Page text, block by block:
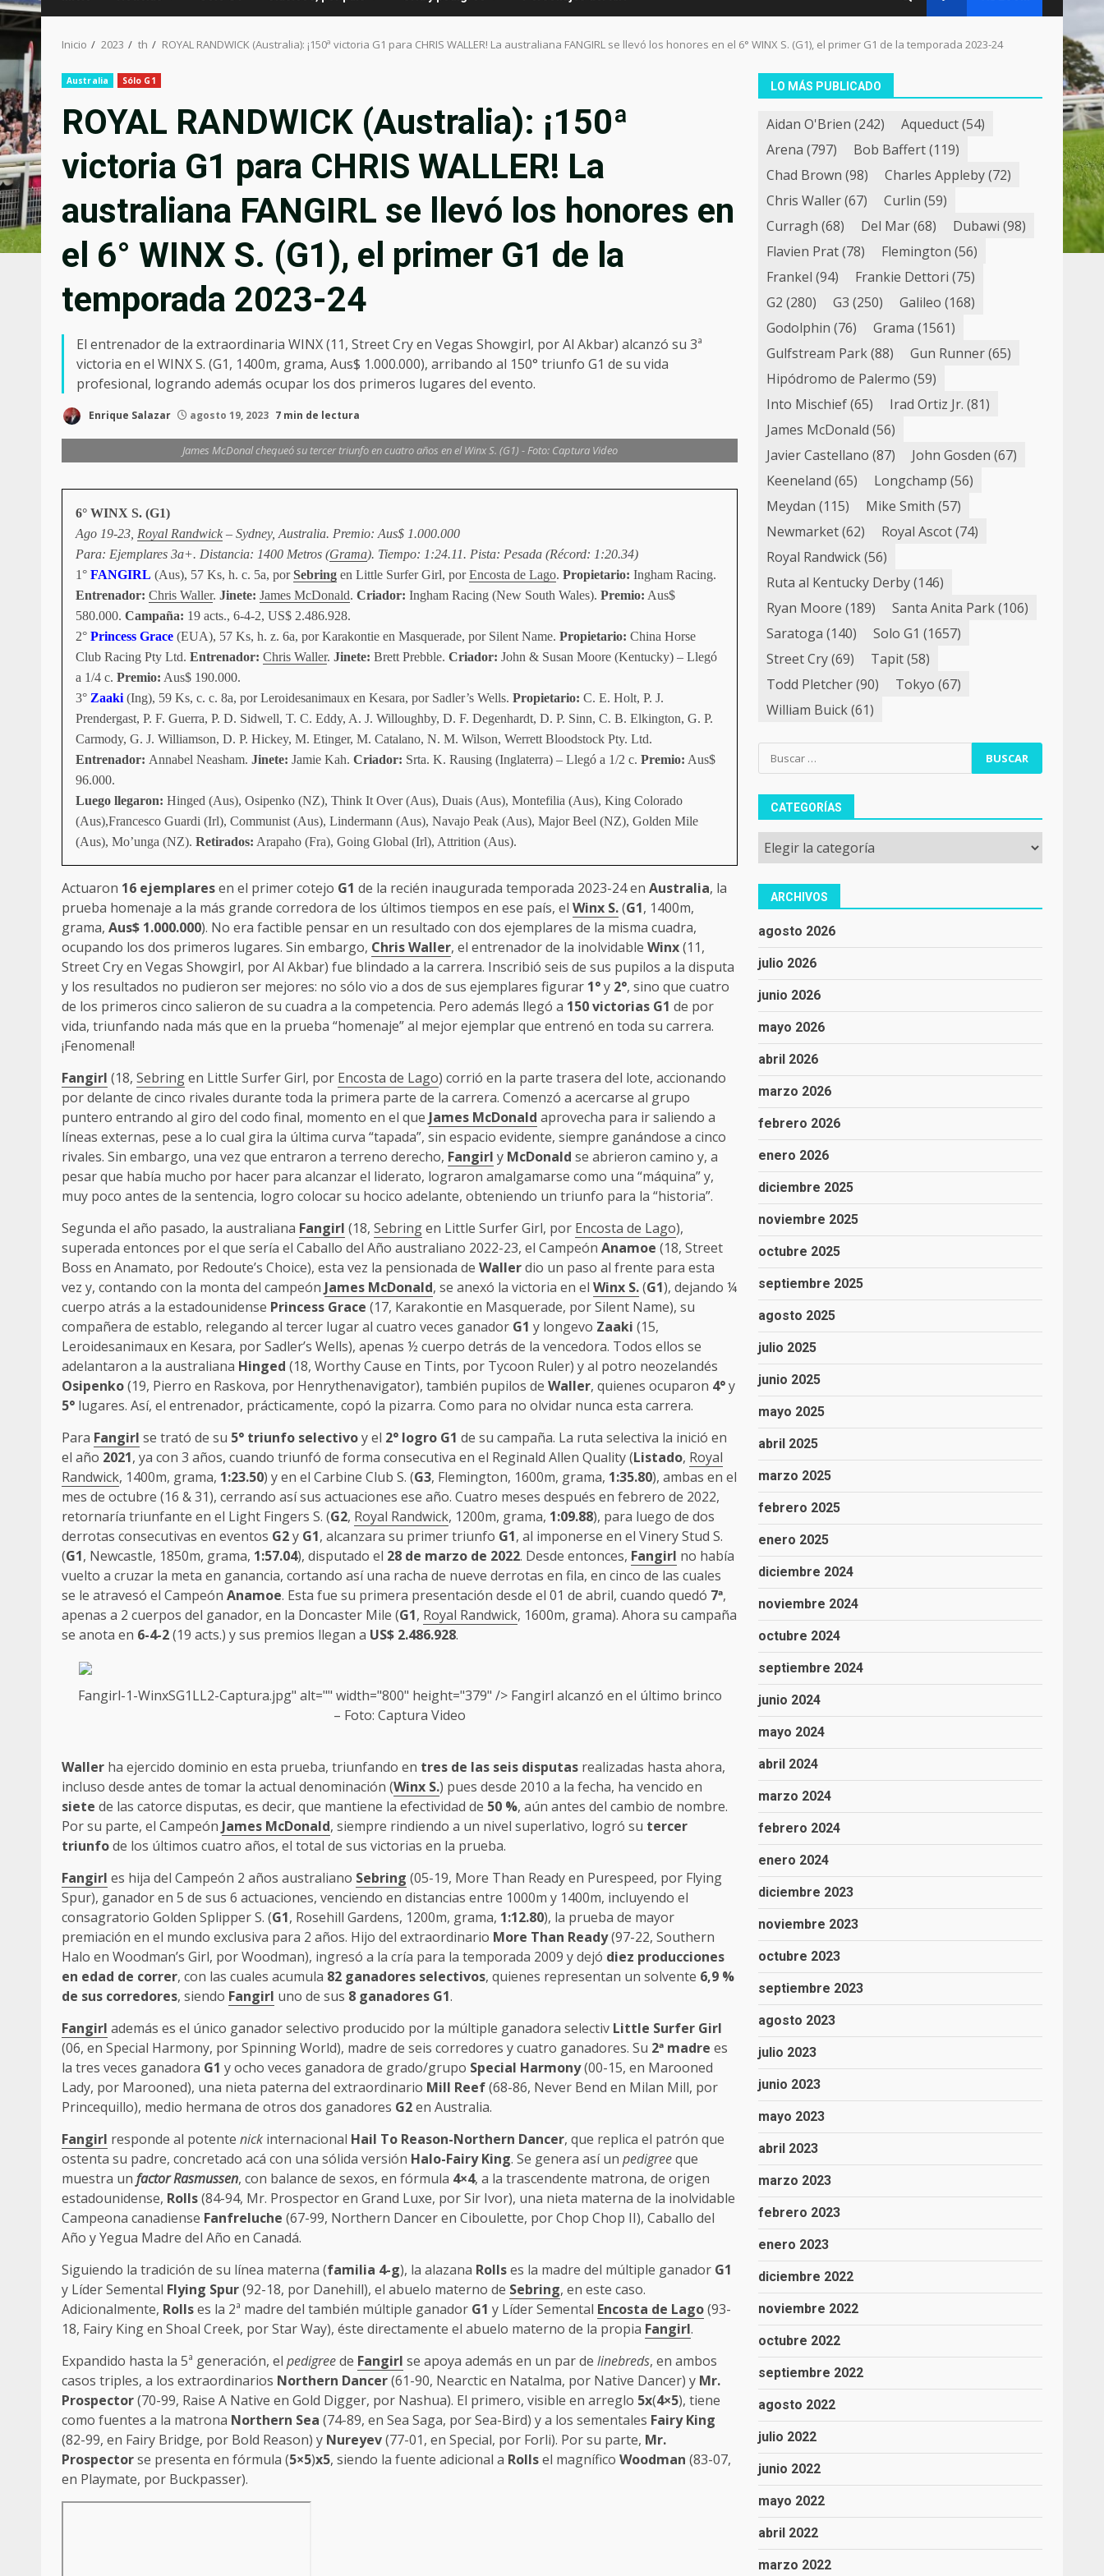
Inicio 2023 th ROYAL RANDWICK (Australia): ¡150ª victoria G1 para CHRIS WALLER! La australiana FANGIRL se llevó los honores en el 6° WINX S. (G1), el primer G1 de la temporada 2023-24
Australia Sólo G1
ROYAL RANDWICK (Australia): ¡150ª
victoria G1 para CHRIS WALLER! La
australiana FANGIRL se llevó los honores en
el 6° WINX S. (G1), el primer G1 de la
temporada 2023-24
El entrenador de la extraordinaria WINX (11, Street Cry en Vegas Showgirl, por Al Akbar) alcanzó su 3ª
victoria en el WINX S. (G1, 1400m, grama, Aus$ 1.000.000), arribando al 150° triunfo G1 de su vida
profesional, logrando además ocupar los dos primeros lugares del evento.
Enrique Salazar agosto 19, 2023 7 min de lectura
James McDonal chequeó su tercer triunfo en cuatro años en el Winx S. (G1) - Foto: Captura Video
6° WINX S. (G1)
Ago 19-23, Royal Randwick – Sydney, Australia. Premio: Aus$ 1.000.000
Para: Ejemplares 3a+. Distancia: 1400 Metros (Grama). Tiempo: 1:24.11. Pista: Pesada (Récord: 1:20.34)
1° FANGIRL (Aus), 57 Ks, h. c. 5a, porSebring en Little Surfer Girl, porEncosta de Lago. Propietario: Ingham Racing.
Entrenador: Chris Waller. Jinete: James McDonald. Criador: Ingham Racing (New South Wales). Premio: Aus$
580.000. Campaña: 19 acts., 6-4-2, US$ 2.486.928.
2° Princess Grace (EUA), 57 Ks, h. z. 6a, por Karakontie en Masquerade, por Silent Name. Propietario: China Horse
Club Racing Pty Ltd. Entrenador: Chris Waller. Jinete: Brett Prebble. Criador: John & Susan Moore (Kentucky) – Llegó
a 1/4 c. Premio: Aus$ 190.000.
3° Zaaki (Ing), 59 Ks, c. c. 8a, por Leroidesanimaux en Kesara, por Sadler’s Wells. Propietario: C. E. Holt, P. J.
Prendergast, P. F. Guerra, P. D. Sidwell, T. C. Eddy, A. J. Willoughby, D. F. Degenhardt, D. P. Sinn, C. B. Elkington, G. P.
Carmody, G. J. Williamson, D. P. Hickey, M. Etinger, M. Catalano, N. M. Wilson, Werrett Bloodstock Pty. Ltd.
Entrenador: Annabel Neasham. Jinete: Jamie Kah. Criador: Srta. K. Rausing (Inglaterra) – Llegó a 1/2 c. Premio: Aus$
96.000.
Luego llegaron: Hinged (Aus), Osipenko (NZ), Think It Over (Aus), Duais (Aus), Montefilia (Aus), King Colorado
(Aus),Francesco Guardi (Irl), Communist (Aus), Lindermann (Aus), Navajo Peak (Aus), Major Beel (NZ), Golden Mile
(Aus), Mo’unga (NZ). Retirados: Arapaho (Fra), Going Global (Irl), Attrition (Aus).
Actuaron 16 ejemplaresen el primer cotejo G1 de la recién inaugurada temporada 2023-24 en Australia, la
prueba homenaje a la más grande corredora de los últimos tiempos en ese país, el Winx S.(G1, 1400m,
grama, Aus$ 1.000.000). No era factible pensar en un resultado con dos ejemplares de la misma cuadra,
ocupando los dos primeros lugares. Sin embargo, Chris Waller, el entrenador de la inolvidable Winx(11,
Street Cry en Vegas Showgirl, por Al Akbar) fue blindado a la carrera. Inscribió seis de sus pupilos a la disputa
y los resultados no pudieron ser mejores: no sólo vio a dos de sus ejemplares figurar 1°y 2°, sino que cuatro
de los primeros cinco salieron de su cuadra a la competencia. Pero además llegó a 150 victorias G1 de por
vida, triunfando nada más que en la prueba “homenaje” al mejor ejemplar que entrenó en toda su carrera.
¡Fenomenal!
Fangirl (18, Sebringen Little Surfer Girl, por Encosta de Lago) corrió en la parte trasera del lote, accionando
por delante de cinco rivales durante toda la primera parte de la carrera. Comenzó a acercarse al grupo
puntero entrando al giro del codo final, momento en el que James McDonald aprovecha para ir saliendo a
líneas externas, pese a lo cual gira la última curva “tapada”, sin espacio evidente, siempre ganándose a cinco
rivales. Sin embargo, una vez que entraron a terreno derecho, Fangirl y McDonald se abrieron camino y, a
pesar que había mucho por hacer para alcanzar el liderato, lograron amalgamarse como una “máquina” y,
muy poco antes de la sentencia, logro colocar su hocico adelante, obteniendo un triunfo para la “historia”.
Segunda el año pasado, la australiana Fangirl (18, Sebringen Little Surfer Girl, por Encosta de Lago),
superada entonces por el que sería el Caballo del Año australiano 2022-23, el Campeón Anamoe (18, Street
Boss en Anamato, por Redoute’s Choice), esta vez la pensionada de Wallerdio un paso al frente para esta
vez y, contando con la monta del campeón James McDonald, se anexó la victoria en el Winx S.(G1), dejando ¼
cuerpo atrás a la estadounidense Princess Grace (17, Karakontie en Masquerade, por Silent Name), su
compañera de establo, relegando al tercer lugar al cuatro veces ganador G1 y longevo Zaaki (15,
Leroidesanimaux en Kesara, por Sadler’s Wells), apenas ½ cuerpo detrás de la vencedora. Todos ellos se
adelantaron a la australiana Hinged (18, Worthy Cause en Tints, por Tycoon Ruler) y al potro neozelandés
Osipenko(19, Pierro en Raskova, por Henrythenavigator), también pupilos de Waller, quienes ocuparon 4°y
5° lugares. Así, el entrenador, prácticamente, copó la pizarra. Como para no olvidar nunca esta carrera.
Para Fangirl se trató de su 5° triunfo selectivoy el 2° logro G1 de su campaña. La ruta selectiva la inició en
el año 2021, ya con 3 años, cuando triunfó de forma consecutiva en el Reginald Allen Quality (Listado, Royal
Randwick, 1400m, grama, 1:23.50) y en el Carbine Club S. (G3, Flemington, 1600m, grama, 1:35.80), ambas en el
mes de octubre (16 & 31), cerrando así sus actuaciones ese año. Cuatro meses después en febrero de 2022,
retornaría triunfante en el Light Fingers S. (G2, Royal Randwick, 1200m, grama, 1:09.88), para luego de dos
derrotas consecutivas en eventos G2y G1, alcanzara su primer triunfo G1, al imponerse en el Vinery Stud S.
(G1, Newcastle, 1850m, grama, 1:57.04), disputado el 28 de marzo de 2022. Desde entonces, Fangirl no había
vuelto a cruzar la meta en ganancia, cortando así una racha de nueve derrotas en fila, en cinco de las cuales
se le atravesó el Campeón Anamoe. Esta fue su primera presentación desde el 01 de abril, cuando quedó 7ª,
apenas a 2 cuerpos del ganador, en la Doncaster Mile (G1, Royal Randwick, 1600m, grama). Ahora su campaña
se anota en 6-4-2(19 acts.) y sus premios llegan a US$ 2.486.928.
Fangirl-1-WinxSG1LL2-Captura.jpg" alt="" width="800" height="379" /> Fangirl alcanzó en el último brinco
– Foto: Captura Video
Waller ha ejercido dominio en esta prueba, triunfando en tres de las seis disputas realizadas hasta ahora,
incluso desde antes de tomar la actual denominación (Winx S.) pues desde 2010 a la fecha, ha vencido en
siete de las catorce disputas, es decir, que mantiene la efectividad de 50 %, aún antes del cambio de nombre.
Por su parte, el Campeón James McDonald, siempre rindiendo a un nivel superlativo, logró su tercer
triunfode los últimos cuatro años, el total de sus victorias en la prueba.
Fangirl es hija del Campeón 2 años australiano Sebring (05-19, More Than Ready en Purespeed, por Flying
Spur), ganador en 5 de sus 6 actuaciones, venciendo en distancias entre 1000m y 1400m, incluyendo el
consagratorio Golden Splipper S. (G1, Rosehill Gardens, 1200m, grama, 1:12.80), la prueba de mayor
premiación en el mundo exclusiva para 2 años. Hijo del extraordinario More Than Ready(97-22, Southern
Halo en Woodman’s Girl, por Woodman), ingresó a la cría para la temporada 2009 y dejó diez producciones
en edad de correr, con las cuales acumula 82 ganadores selectivos, quienes representan un solvente 6,9 %
de sus corredores, siendo Fangirl uno de sus 8 ganadores G1.
Fangirl además es el único ganador selectivo producido por la múltiple ganadora selectiv Little Surfer Girl
(06, en Special Harmony, por Spinning World), madre de seis corredores y cuatro ganadores. Su 2ª madre es
la tres veces ganadora G1 y ocho veces ganadora de grado/grupo Special Harmony(00-15, en Marooned
Lady, por Marooned), una nieta paterna del extraordinario Mill Reef(68-86, Never Bend en Milan Mill, por
Princequillo), medio hermana de otros dos ganadores G2en Australia.
Fangirl responde al potente nick internacional Hail To Reason-Northern Dancer, que replica el patrón que
ostenta su padre, concretado acá con una sólida versión Halo-Fairy King. Se genera así un pedigreeque
muestra un factorRasmussen, con balance de sexos, en fórmula 4×4, a la trascendente matrona, de origen
estadounidense, Rolls(84-94, Mr. Prospector en Grand Luxe, por Sir Ivor), una nieta materna de la inolvidable
Campeona canadiense Fanfreluche (67-99, Northern Dancer en Ciboulette, por Chop Chop II), Caballo del
Año y Yegua Madre del Año en Canadá.
Siguiendo la tradición de su línea materna (familia 4-g), la alazana Rollses la madre del múltiple ganador G1
y Líder Semental Flying Spur(92-18, por Danehill), el abuelo materno de Sebring, en este caso.
Adicionalmente, Rollses la 2ª madre del también múltiple ganador G1 y Líder Semental Encosta de Lago(93-
18, Fairy King en Shoal Creek, por Star Way), éste directamente el abuelo materno de la propia Fangirl.
Expandido hasta la 5ª generación, el pedigreede Fangirl se apoya además en un par de linebreds, en ambos
casos triples, a los extraordinarios Northern Dancer(61-90, Nearctic en Natalma, por Native Dancer) y Mr.
Prospector(70-99, Raise A Native en Gold Digger, por Nashua). El primero, visible en arreglo 5x(4×5), tiene
como fuentes a la matrona Northern Sea (74-89, en Sea Saga, por Sea-Bird) y a los sementales Fairy King
(82-99, en Fairy Bridge, por Bold Reason) y Nureyev(77-01, en Special, por Forli). Por su parte, Mr.
Prospectorse presenta en fórmula (5×5)x5, siendo la fuente adicional a Rollsel magnífico Woodman (83-07,
en Playmate, por Buckpasser).
LO MÁS PUBLICADO
Aidan O'Brien (242) Aqueduct(54)
Arena (797) Bob Baffert(119)
Chad Brown (98) Charles Appleby(72)
Chris Waller(67) Curlin (59)
Curragh (68) Del Mar(68) Dubawi (98)
Flavien Prat(78) Flemington (56)
Frankel (94) Frankie Dettori (75)
G2 (280) G3 (250) Galileo (168)
Godolphin (76) Grama (1561)
Gulfstream Park(88) Gun Runner(65)
Hipódromo de Palermo (59)
Into Mischief(65) Irad Ortiz Jr. (81)
James McDonald (56)
Javier Castellano (87) John Gosden (67)
Keeneland (65) Longchamp (56)
Meydan (115) Mike Smith (57)
Newmarket(62) Royal Ascot(74)
Royal Randwick(56)
Ruta al Kentucky Derby(146)
Ryan Moore (189) Santa Anita Park(106)
Saratoga (140) Solo G1 (1657)
Street Cry(69) Tapit(58)
Todd Pletcher(90) Tokyo (67)
William Buick(61)
Buscar:
CATEGORÍAS
Categorías
ARCHIVOS
agosto 2026
julio 2026
junio 2026
mayo 2026
abril 2026
marzo 2026
febrero 2026
enero 2026
diciembre 2025
noviembre 2025
octubre 2025
septiembre 2025
agosto 2025
julio 2025
junio 2025
mayo 2025
abril 2025
marzo 2025
febrero 2025
enero 2025
diciembre 2024
noviembre 2024
octubre 2024
septiembre 2024
junio 2024
mayo 2024
abril 2024
marzo 2024
febrero 2024
enero 2024
diciembre 2023
noviembre 2023
octubre 2023
septiembre 2023
agosto 2023
julio 2023
junio 2023
mayo 2023
abril 2023
marzo 2023
febrero 2023
enero 2023
diciembre 2022
noviembre 2022
octubre 2022
septiembre 2022
agosto 2022
julio 2022
junio 2022
mayo 2022
abril 2022
marzo 2022